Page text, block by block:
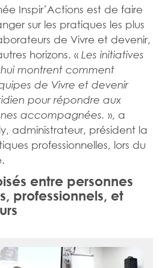
Inspir’Actions est de faire
sur les pratiques les plus
de Vivre et devenir,
horizons. « Les initiatives
montrent comment
de Vivre et devenir
pour répondre aux
accompagnées. », a
administrateur, président la
professionnelles, lors du
entre personnes
professionnels, et